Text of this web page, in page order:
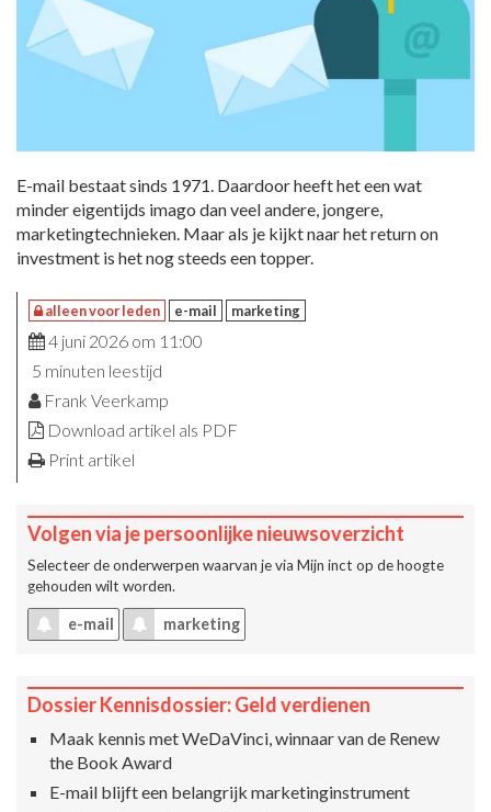
E-mail bestaat sinds 1971. Daardoor heeft het een wat
minder eigentijds imago dan veel andere, jongere,
marketingtechnieken. Maar als je kijkt naar het return on
investment is het nog steeds een topper.
alleen voor leden e-mail marketing
4 juni 2026 om 11:00
5 minuten leestijd
Frank Veerkamp
Download artikel als PDF
Print artikel
Volgen via je persoonlijke nieuwsoverzicht
Selecteer de onderwerpen waarvan je via Mijn inct op de hoogte
gehouden wilt worden.
e-mail marketing
Dossier Kennisdossier: Geld verdienen
Maak kennis met WeDaVinci, winnaar van de Renew
the Book Award
E-mail blijft een belangrijk marketinginstrument